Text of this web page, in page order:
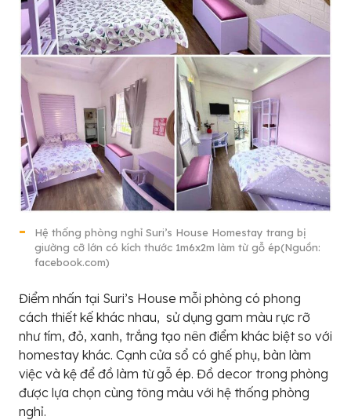
Hệ thống phòng nghỉ Suri’s House Homestay trang bị
giường cỡ lớn có kích thước 1m6x2m làm từ gỗ ép(Nguồn:
facebook.com)
Điểm nhấn tại Suri’s House mỗi phòng có phong
cách thiết kế khác nhau, sử dụng gam màu rực rỡ
như tím, đỏ, xanh, trắng tạo nên điểm khác biệt so với
homestay khác. Cạnh cửa sổ có ghế phụ, bàn làm
việc và kệ để đồ làm từ gỗ ép. Đồ decor trong phòng
được lựa chọn cùng tông màu với hệ thống phòng
nghỉ.